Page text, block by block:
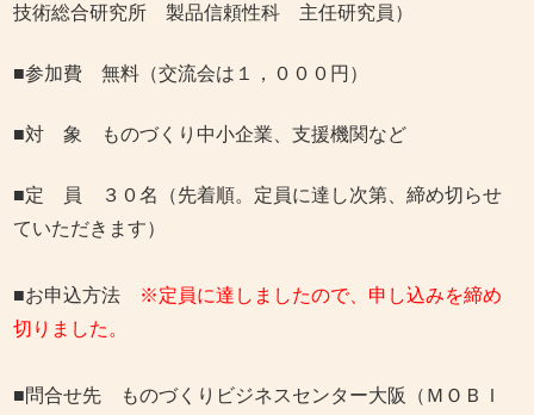
技術総合研究所 製品信頼性科 主任研究員）
■参加費 無料（交流会は１，０００円）
■対 象 ものづくり中小企業、支援機関など
■定 員 ３０名（先着順。定員に達し次第、締め切らせ
ていただきます）
■お申込方法
※定員に達しましたので、申し込みを締め
切りました。
■問合せ先 ものづくりビジネスセンター大阪（ＭＯＢＩ